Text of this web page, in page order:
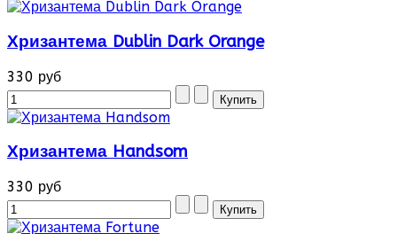
Хризантема Dublin Dark Orange
330 руб
Хризантема Handsom
330 руб